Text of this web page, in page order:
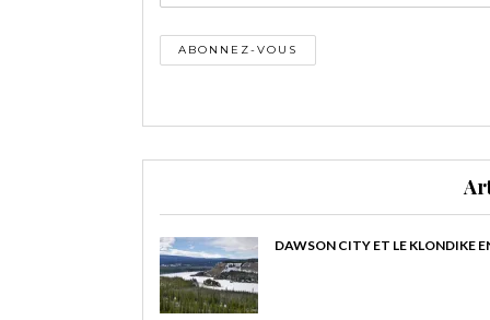
DAWSON CITY ET LE KLONDIKE